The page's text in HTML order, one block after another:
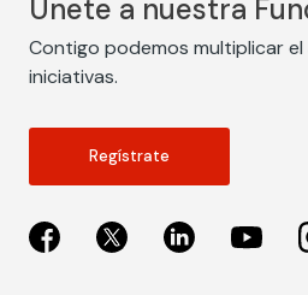
Únete a nuestra
Contigo podemos multiplicar
iniciativas.
Regístrate